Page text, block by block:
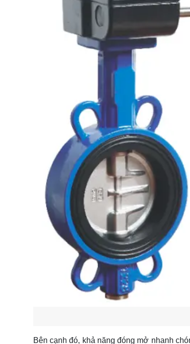
Bên cạnh đó, khả năng đóng mở nhanh